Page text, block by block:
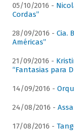
05/10/2016 -
Cordas”
28/09/2016 - Cia.
Américas”
21/09/2016 -
“Fantasias para
14/09/2016 -
24/08/2016 -
17/08/2016 -